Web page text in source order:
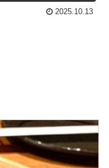
2025.10.13